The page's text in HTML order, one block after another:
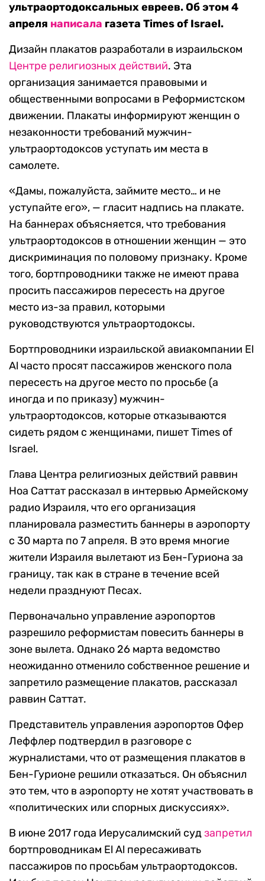
ультраортодоксальных евреев. Об этом 4
апреля написала газета Times of Israel.
Дизайн плакатов разработали в израильском
Центре религиозных действий. Эта
организация занимается правовыми и
общественными вопросами в Реформистском
движении. Плакаты информируют женщин о
незаконности требований мужчин-
ультраортодоксов уступать им места в
самолете.
«Дамы, пожалуйста, займите место… и не
уступайте его», — гласит надпись на плакате.
На баннерах объясняется, что требования
ультраортодоксов в отношении женщин — это
дискриминация по половому признаку. Кроме
того, бортпроводники также не имеют права
просить пассажиров пересесть на другое
место из-за правил, которыми
руководствуются ультраортодоксы.
Бортпроводники израильской авиакомпании El
Al часто просят пассажиров женского пола
пересесть на другое место по просьбе (а
иногда и по приказу) мужчин-
ультраортодоксов, которые отказываются
сидеть рядом с женщинами, пишет Times of
Israel.
Глава Центра религиозных действий раввин
Ноа Саттат рассказал в интервью Армейскому
радио Израиля, что его организация
планировала разместить баннеры в аэропорту
с 30 марта по 7 апреля. В это время многие
жители Израиля вылетают из Бен-Гуриона за
границу, так как в стране в течение всей
недели празднуют Песах.
Первоначально управление аэропортов
разрешило реформистам повесить баннеры в
зоне вылета. Однако 26 марта ведомство
неожиданно отменило собственное решение и
запретило размещение плакатов, рассказал
раввин Саттат.
Представитель управления аэропортов Офер
Леффлер подтвердил в разговоре с
журналистами, что от размещения плакатов в
Бен-Гурионе решили отказаться. Он объяснил
это тем, что в аэропорту не хотят участвовать в
«политических или спорных дискуссиях».
В июне 2017 года Иерусалимский судзапретил
бортпроводникам El Al пересаживать
пассажиров по просьбам ультраортодоксов.